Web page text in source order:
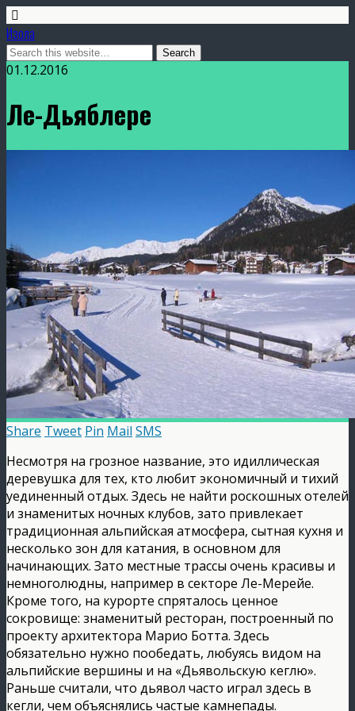
Изола
01.12.2016
Ле-Дьяблере
Share Tweet Pin Mail SMS
Несмотря на грозное название, это идиллическая
деревушка для тех, кто любит экономичный и тихий
уединенный отдых. Здесь не найти роскошных отелей
и знаменитых ночных клубов, зато привлекает
традиционная альпийская атмосфера, сытная кухня и
несколько зон для катания, в основном для
начинающих. Зато местные трассы очень красивы и
немноголюдны, например в секторе Ле-Мерейе.
Кроме того, на курорте спряталось ценное
сокровище: знаменитый ресторан, построенный по
проекту архитектора Марио Ботта. Здесь
обязательно нужно пообедать, любуясь видом на
альпийские вершины и на «Дьявольскую кеглю».
Раньше считали, что дьявол часто играл здесь в
кегли, чем объяснялись частые камнепады.